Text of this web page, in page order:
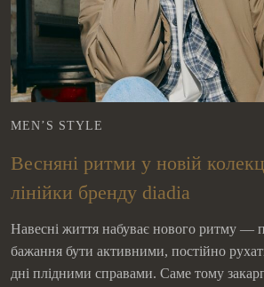
MEN’S STYLE
Весняні ритми у новій
лінійки бренду diadia
Навесні життя набуває нового ритму —
бажання бути активними, постійно
дні плідними справами. Саме тому